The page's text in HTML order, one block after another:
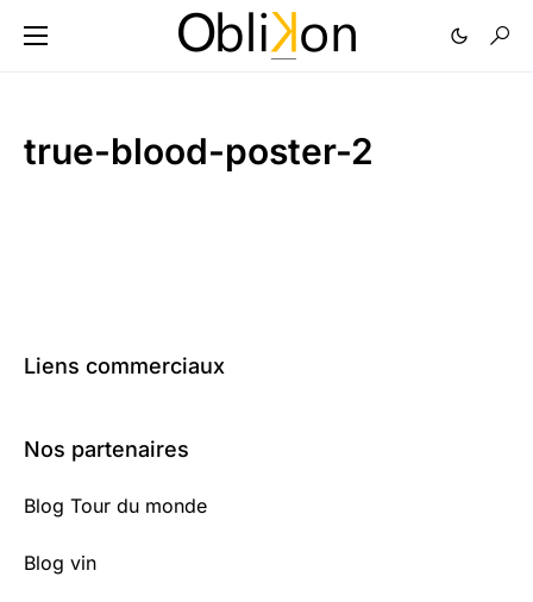
true-blood-poster-2
Liens commerciaux
Nos partenaires
Blog Tour du monde
Blog vin